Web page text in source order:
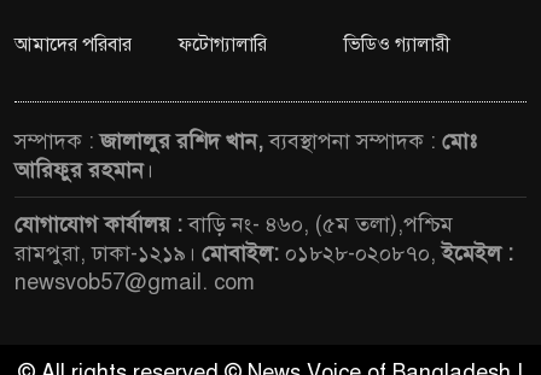
আমাদের পরিবার ফটোগ্যালারি ভিডিও গ্যালারী
সম্পাদক :জালালুর রশিদ খান,ব্যবস্থাপনা সম্পাদক : মোঃ
আরিফুর রহমান।
যোগাযোগ কার্যালয় :বাড়ি নং- ৪৬০, (৫ম তলা),পশ্চিম
রামপুরা, ঢাকা-১২১৯। মোবাইল: ০১৮২৮-০২০৮৭০,ইমেইল :
newsvob57@gmail. com